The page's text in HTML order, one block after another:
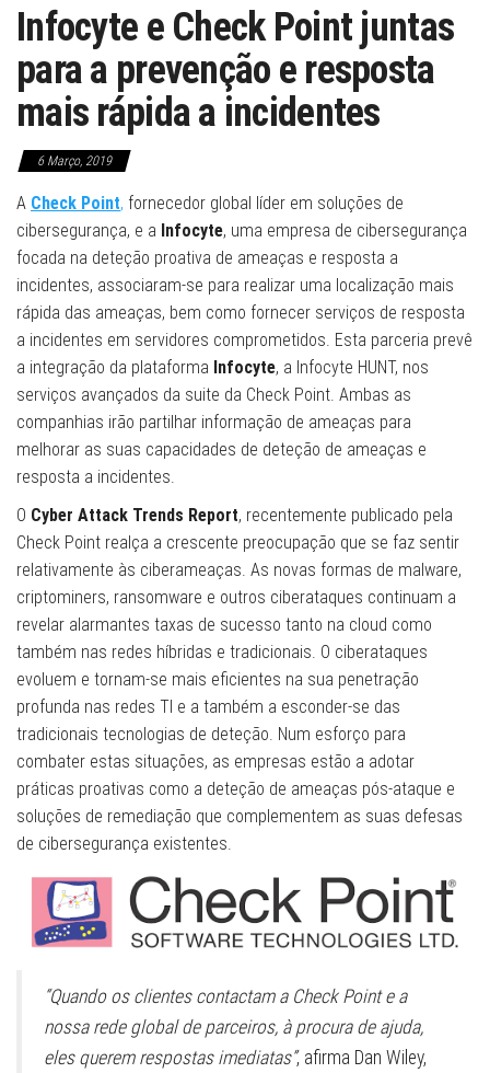
Infocyte e Check Point juntas
para a prevenção e resposta
mais rápida a incidentes
6 Março, 2019
A Check Point, fornecedor global líder em soluções de
cibersegurança, e a Infocyte, uma empresa de cibersegurança
focada na deteção proativa de ameaças e resposta a
incidentes, associaram-se para realizar uma localização mais
rápida das ameaças, bem como fornecer serviços de resposta
a incidentes em servidores comprometidos. Esta parceria prevê
a integração da plataforma Infocyte, a Infocyte HUNT, nos
serviços avançados da suite da Check Point. Ambas as
companhias irão partilhar informação de ameaças para
melhorar as suas capacidades de deteção de ameaças e
resposta a incidentes.
O Cyber Attack Trends Report, recentemente publicado pela
Check Point realça a crescente preocupação que se faz sentir
relativamente às ciberameaças. As novas formas de malware,
criptominers, ransomware e outros ciberataques continuam a
revelar alarmantes taxas de sucesso tanto na cloud como
também nas redes híbridas e tradicionais. O ciberataques
evoluem e tornam-se mais eficientes na sua penetração
profunda nas redes TI e a também a esconder-se das
tradicionais tecnologias de deteção. Num esforço para
combater estas situações, as empresas estão a adotar
práticas proativas como a deteção de ameaças pós-ataque e
soluções de remediação que complementem as suas defesas
de cibersegurança existentes.
“Quando os clientes contactam a Check Point e a
nossa rede global de parceiros, à procura de ajuda,
eles querem respostas imediatas”, afirma Dan Wiley,